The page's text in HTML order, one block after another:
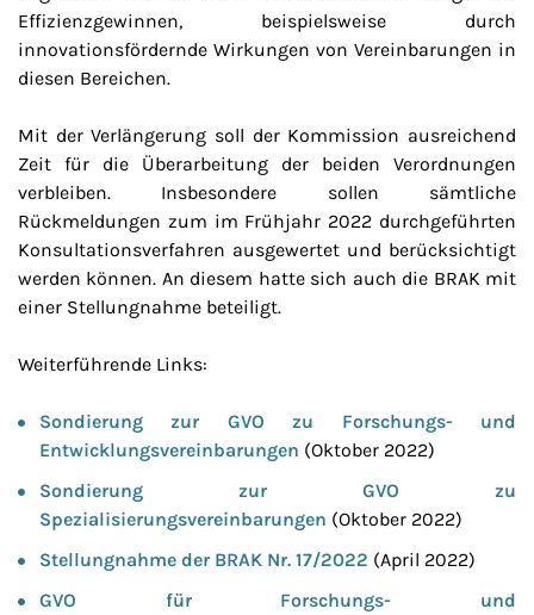
Effizienzgewinnen, beispielsweise durch
innovationsfördernde Wirkungen von Vereinbarungen in
diesen Bereichen.
Mit der Verlängerung soll der Kommission ausreichend
Zeit für die Überarbeitung der beiden Verordnungen
verbleiben. Insbesondere sollen sämtliche
Rückmeldungen zum im Frühjahr 2022 durchgeführten
Konsultationsverfahren ausgewertet und berücksichtigt
werden können. An diesem hatte sich auch die BRAK mit
einer Stellungnahme beteiligt.
Weiterführende Links:
Sondierung zur GVO zu Forschungs- und
Entwicklungsvereinbarungen (Oktober 2022)
Sondierung zur GVO zu
Spezialisierungsvereinbarungen (Oktober 2022)
Stellungnahme der BRAK Nr. 17/2022 (April 2022)
GVO für Forschungs- und